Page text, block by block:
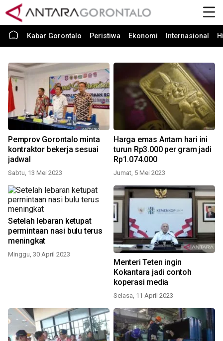
Kabar Gorontalo Peristiwa Ekonomi Internasional
Pemprov Gorontalo minta
kontraktor bekerja sesuai
jadwal
Sabtu, 13 Mei 2023
Harga emas Antam hari ini
turun Rp3.000 per gram jadi
Rp1.074.000
Jumat, 5 Mei 2023
Setelah lebaran ketupat
permintaan nasi bulu terus
meningkat
Minggu, 30 April 2023
Menteri Teten ingin
Kokantara jadi contoh
koperasi media
Selasa, 11 April 2023